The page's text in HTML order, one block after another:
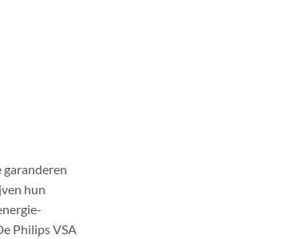
hun
Philips VSA